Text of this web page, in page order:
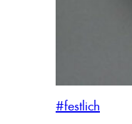
#festlich